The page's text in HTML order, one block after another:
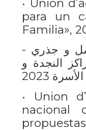
• Union
para un
Familia»,
- اتحاد العمل النسائي. مذكرة مطلبية من أجل تغيير شامل و جذري
النجدة و
2023
• Union
nacional